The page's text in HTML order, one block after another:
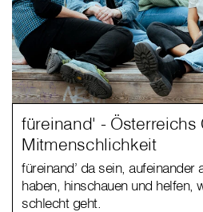
füreinand' - Österreichs
Mitmenschlichkeit
füreinand’ da sein, aufeinander
haben, hinschauen und helfen,
schlecht geht.